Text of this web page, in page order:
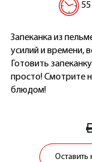
55
Запеканка из
усилий и времени,
Готовить
просто! Смотрите
блюдом!
Оставить